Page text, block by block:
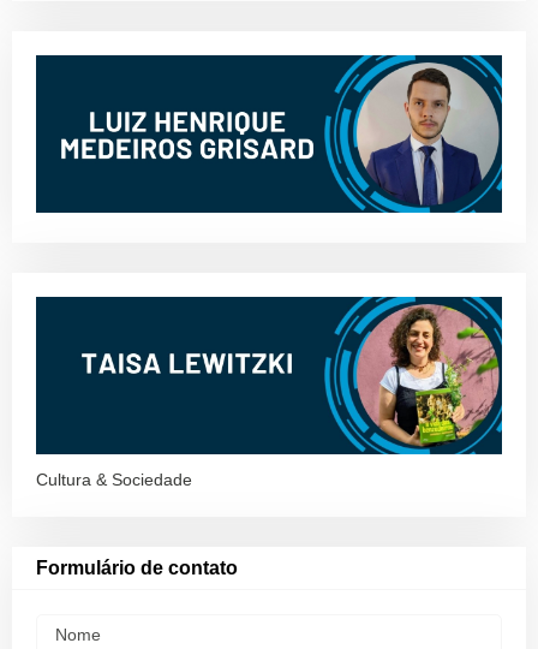
Cultura & Sociedade
Formulário de contato